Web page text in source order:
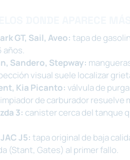
GT, Sail, Aveo: tapa de
años.
Sandero, Stepway:
visual suele localizar
Kia Picanto: válvula de
de carburador resuelve
3: canister cerca del tanque
J5: tapa original de baja
(Stant, Gates) al primer fallo.